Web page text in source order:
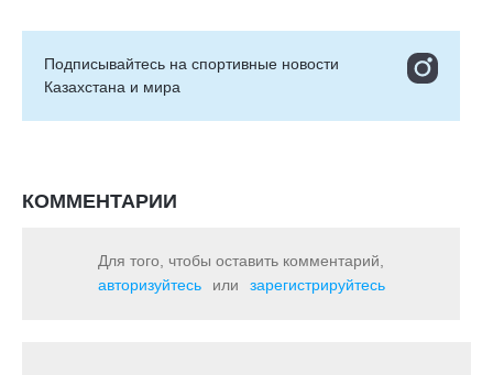
Подписывайтесь на cпортивные новости
Казахстана и мира
КОММЕНТАРИИ
Для того, чтобы оставить комментарий,
авторизуйтесь
или зарегистрируйтесь